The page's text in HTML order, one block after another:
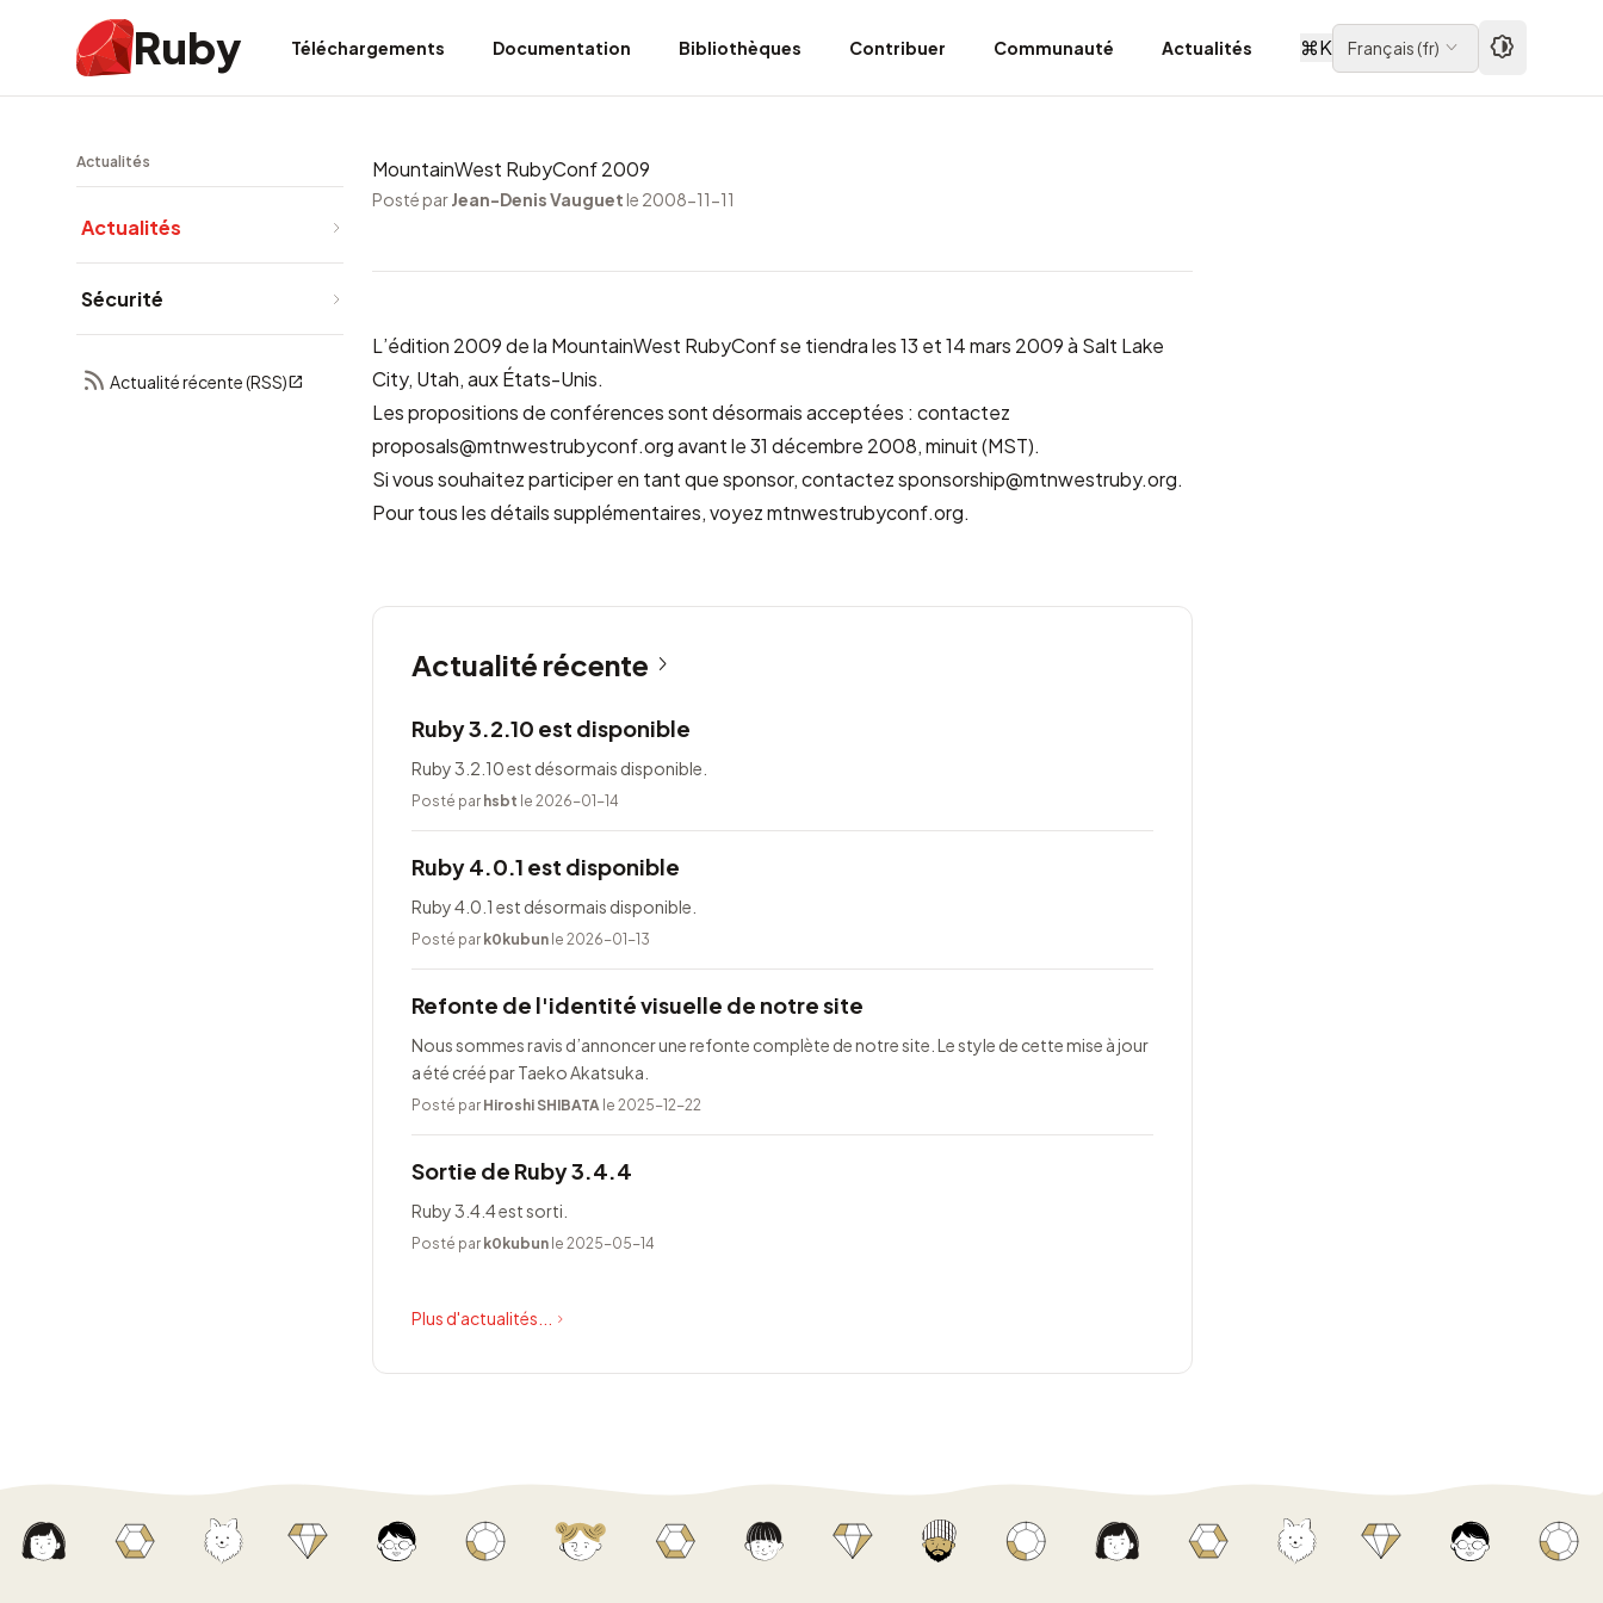
Ruby Téléchargements Documentation Bibliothèques Contribuer Communauté Actualités ⌘K Français(fr)
Actualités
Actualités
Sécurité
Actualité récente (RSS)
MountainWest RubyConf 2009
Posté parJean-Denis Vauguet le 2008-11-11
L’édition 2009 de la MountainWest RubyConfse tiendra les 13 et 14 mars 2009 à Salt Lake
City, Utah, aux États-Unis.
Les propositions de conférences sont désormais acceptées : contactez
proposals@mtnwestrubyconf.orgavant le 31 décembre 2008, minuit (MST).
Si vous souhaitez participer en tant que sponsor, contactezsponsorship@mtnwestruby.org.
Pour tous les détails supplémentaires, voyezmtnwestrubyconf.org.
Actualité récente
Ruby 3.2.10 est disponible
Ruby 3.2.10 est désormais disponible.
Posté par hsbt le 2026-01-14
Ruby 4.0.1 est disponible
Ruby 4.0.1 est désormais disponible.
Posté par k0kubun le 2026-01-13
Refonte de l'identité visuelle de notre site
Nous sommes ravis d’annoncer une refonte complète de notre site. Le style de cette mise à jour
a été créé par Taeko Akatsuka.
Posté par Hiroshi SHIBATA le 2025-12-22
Sortie de Ruby 3.4.4
Ruby 3.4.4 est sorti.
Posté par k0kubun le 2025-05-14
Plus d'actualités...